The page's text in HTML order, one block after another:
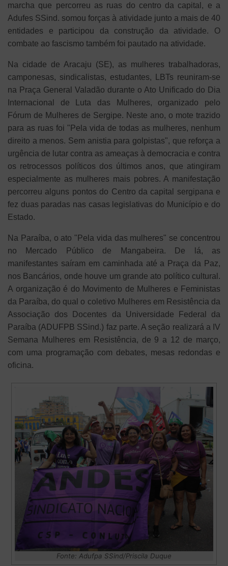
marcha que percorreu as ruas do centro da capital, e a
Adufes SSind. somou forças à atividade junto a mais de 40
entidades e participou da construção da atividade. O
combate ao fascismo também foi pautado na atividade.
Na cidade de Aracaju (SE), as mulheres trabalhadoras,
camponesas, sindicalistas, estudantes, LBTs reuniram-se
na Praça General Valadão durante o Ato Unificado do Dia
Internacional de Luta das Mulheres, organizado pelo
Fórum de Mulheres de Sergipe. Neste ano, o mote trazido
para as ruas foi "Pela vida de todas as mulheres, nenhum
direito a menos. Sem anistia para golpistas", que reforça a
urgência de lutar contra as ameaças à democracia e contra
os retrocessos políticos dos últimos anos, que atingiram
especialmente as mulheres mais pobres. A manifestação
percorreu alguns pontos do Centro da capital sergipana e
fez duas paradas nas casas legislativas do Município e do
Estado.
Na Paraíba, o ato "Pela vida das mulheres" se concentrou
no Mercado Público de Mangabeira. De lá, as
manifestantes saíram em caminhada até a Praça da Paz,
nos Bancários, onde houve um grande ato político cultural.
A organização é do Movimento de Mulheres e Feministas
da Paraíba, do qual o coletivo Mulheres em Resistência da
Associação dos Docentes da Universidade Federal da
Paraíba (ADUFPB SSind.) faz parte. A seção realizará a IV
Semana Mulheres em Resistência, de 9 a 12 de março,
com uma programação com debates, mesas redondas e
oficina.
Fonte: Adufpa SSind/Priscila Duque